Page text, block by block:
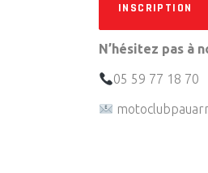
INSCRIPTION
N’hésitez pas à
05 59 77 18 70